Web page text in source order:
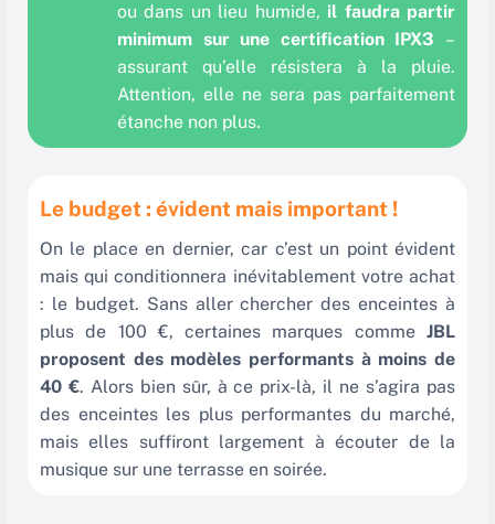
ou dans un lieu humide, il faudra partir
minimum sur une certification IPX3 –
assurant qu’elle résistera à la pluie.
Attention, elle ne sera pas parfaitement
étanche non plus.
Le budget : évident mais important !
On le place en dernier, car c’est un point évident
mais qui conditionnera inévitablement votre achat
: le budget. Sans aller chercher des enceintes à
plus de 100 €, certaines marques comme JBL
proposent des modèles performants à moins de
40 €. Alors bien sûr, à ce prix-là, il ne s’agira pas
des enceintes les plus performantes du marché,
mais elles suffiront largement à écouter de la
musique sur une terrasse en soirée.